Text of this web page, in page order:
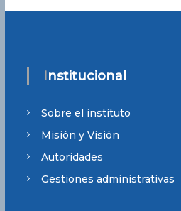
Institucional
Sobre el instituto
Misión y Visión
Autoridades
Gestiones administrativas